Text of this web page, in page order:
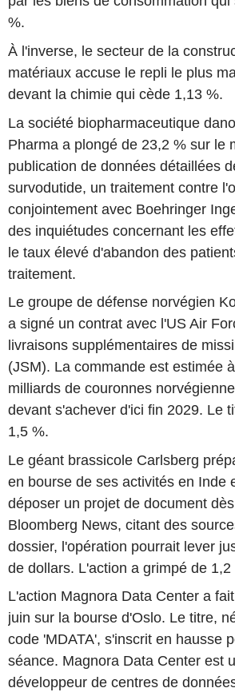
%.
À l'inverse, le secteur de la
matériaux accuse le repli le plus
devant la chimie qui cède 1,13 %.
La société biopharmaceutique
Pharma a plongé de 23,2 % sur le
publication de données détaillées
survodutide, un traitement contre
conjointement avec Boehringer
des inquiétudes concernant les
le taux élevé d'abandon des
traitement.
Le groupe de défense norvégien
a signé un contrat avec l'US Air
livraisons supplémentaires de
(JSM). La commande est estimée
milliards de couronnes
devant s'achever d'ici fin 2029. Le
1,5 %.
Le géant brassicole Carlsberg
en bourse de ses activités en Inde
déposer un projet de document
Bloomberg News, citant des
dossier, l'opération pourrait lever
de dollars. L'action a grimpé de 1,2
L'action Magnora Data Center a
juin sur la bourse d'Oslo. Le titre,
code 'MDATA', s'inscrit en hausse
séance. Magnora Data Center est
développeur de centres de